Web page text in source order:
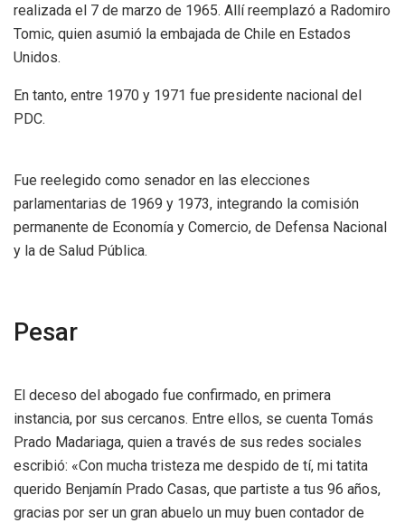
realizada el 7 de marzo de 1965. Allí reemplazó a Radomiro
Tomic, quien asumió la embajada de Chile en Estados
Unidos.
En tanto, entre 1970 y 1971 fue presidente nacional del
PDC.
Fue reelegido como senador en las elecciones
parlamentarias de 1969 y 1973, integrando la comisión
permanente de Economía y Comercio, de Defensa Nacional
y la de Salud Pública.
Pesar
El deceso del abogado fue confirmado, en primera
instancia, por sus cercanos. Entre ellos, se cuenta Tomás
Prado Madariaga, quien a través de sus redes sociales
escribió: «Con mucha tristeza me despido de tí, mi tatita
querido Benjamín Prado Casas, que partiste a tus 96 años,
gracias por ser un gran abuelo un muy buen contador de